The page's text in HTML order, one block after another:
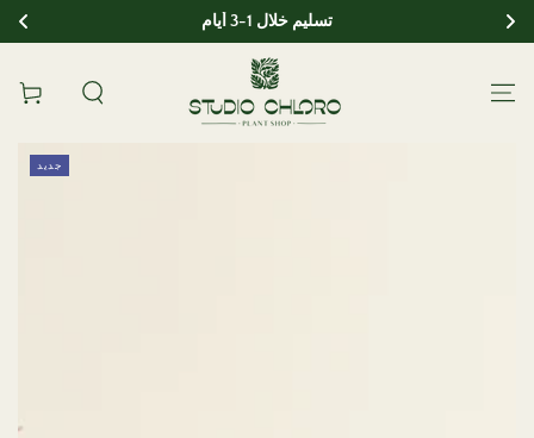
تسليم خلال 1-3 أيام
عربة
جديد